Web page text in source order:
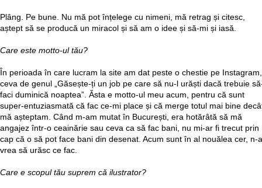
Plâng. Pe bune. Nu mă pot înțelege cu nimeni, mă retrag și citesc,
aștept să se producă un miracol și să am o idee și să-mi și iasă.
Care este motto-ul tău?
În perioada în care lucram la site am dat peste o chestie pe Instagram,
ceva de genul „Găsește-ți un job pe care să nu-l urăști dacă trebuie
faci duminică noaptea”. Ăsta e motto-ul meu acum, pentru că sunt
super-entuziasmată că fac ce-mi place și că merge totul mai bine
mă așteptam. Când m-am mutat în București, era hotărâtă să mă
angajez într-o ceainărie sau ceva ca să fac bani, nu mi-ar fi trecut prin
cap că o să pot face bani din desenat. Acum sunt în al nouălea cer, n-
vrea să urăsc ce fac.
Care e scopul tău suprem că ilustrator?